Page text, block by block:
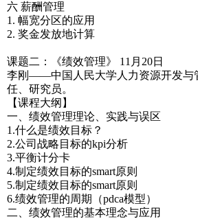
六 薪酬管理
1. 幅宽分区的应用
2. 奖金发放地计算
课题二：《绩效管理》 11月20日
李刚——中国人民大学人力资源开发与
任、研究员。
【课程大纲】
一、绩效管理理论、实践与误区
1.什么是绩效目标？
2.公司战略目标的kpi分析
3.平衡计分卡
4.制定绩效目标的smart原则
5.制定绩效目标的smart原则
6.绩效管理的周期（pdca模型）
二、绩效管理的基本理念与应用